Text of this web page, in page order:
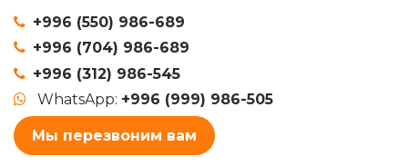
+996 (550) 986-689
+996 (704) 986-689
+996 (312) 986-545
WhatsApp: +996 (999) 986-505
Мы перезвоним вам